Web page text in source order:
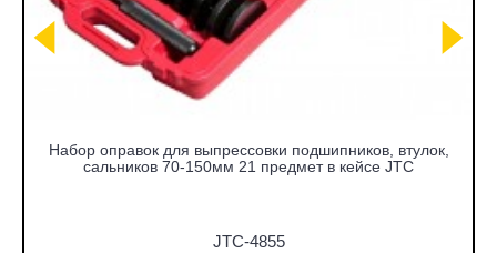
Набор оправок для выпрессовки подшипников, втулок,
сальников 70-150мм 21 предмет в кейсе JTC
JTC-4855